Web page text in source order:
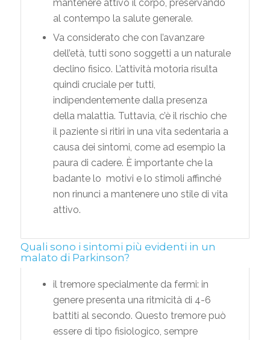
mantenere attivo il corpo, preservando
al contempo la salute generale.
Va considerato che con l’avanzare
dell’età, tutti sono soggetti a un naturale
declino fisico. L’attività motoria risulta
quindi cruciale per tutti,
indipendentemente dalla presenza
della malattia. Tuttavia, c’è il rischio che
il paziente si ritiri in una vita sedentaria a
causa dei sintomi, come ad esempio la
paura di cadere. È importante che la
badante lo motivi e lo stimoli affinché
non rinunci a mantenere uno stile di vita
attivo.
Quali sono i sintomi più evidenti in un
malato di Parkinson?
il tremore specialmente da fermi: in
genere presenta una ritmicità di 4-6
battiti al secondo. Questo tremore può
essere di tipo fisiologico, sempre